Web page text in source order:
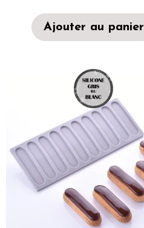
Ajouter au panier